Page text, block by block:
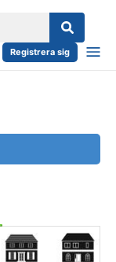
Registrera sig